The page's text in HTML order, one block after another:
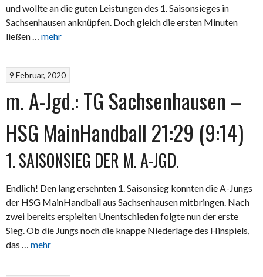
und wollte an die guten Leistungen des 1. Saisonsieges in
Sachsenhausen anknüpfen. Doch gleich die ersten Minuten
ließen … mehr
9 Februar, 2020
m. A-Jgd.: TG Sachsenhausen –
HSG MainHandball 21:29 (9:14)
1. SAISONSIEG DER M. A-JGD.
Endlich! Den lang ersehnten 1. Saisonsieg konnten die A-Jungs
der HSG MainHandball aus Sachsenhausen mitbringen. Nach
zwei bereits erspielten Unentschieden folgte nun der erste
Sieg. Ob die Jungs noch die knappe Niederlage des Hinspiels,
das … mehr